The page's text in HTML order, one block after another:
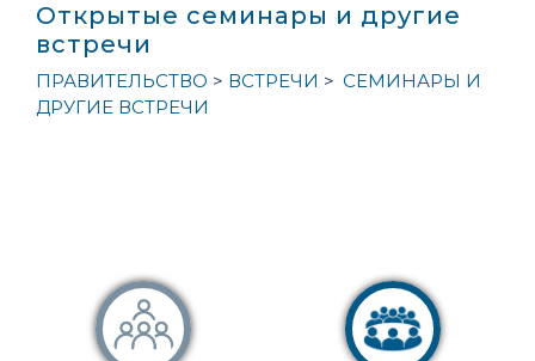
Открытые семинары и другие
встречи
ПРАВИТЕЛЬСТВО ВСТРЕЧИ
СЕМИНАРЫ И
ДРУГИЕ ВСТРЕЧИ